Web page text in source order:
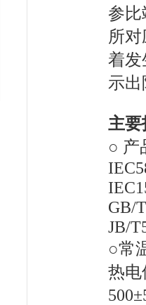
参
所
着发
示
主要
○ 产
GB/
JB/
○常
热电